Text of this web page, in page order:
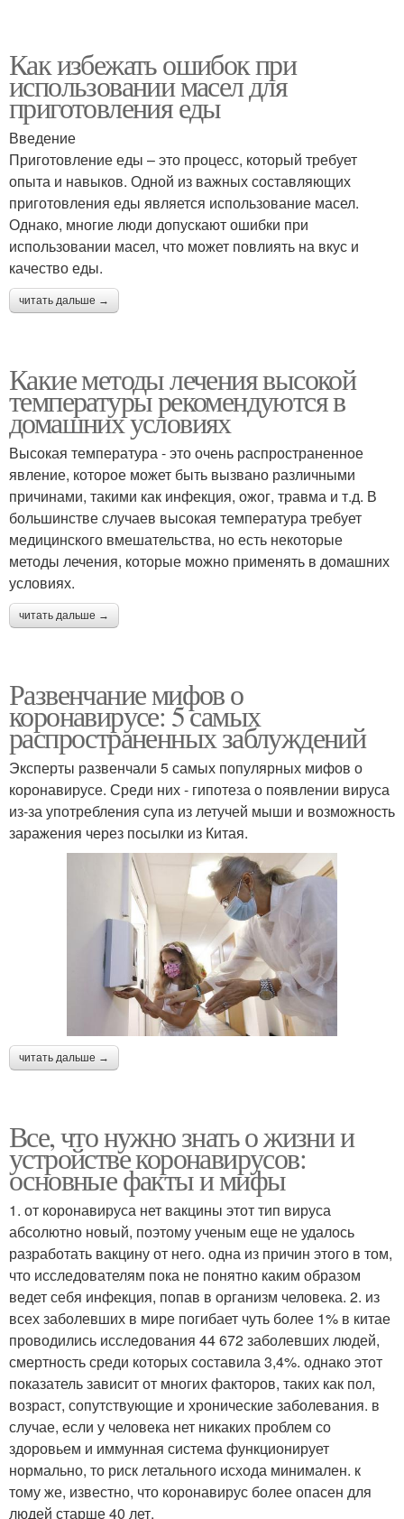
Как избежать ошибок при
использовании масел для
приготовления еды
Введение
Приготовление еды – это процесс, который требует
опыта и навыков. Одной из важных составляющих
приготовления еды является использование масел.
Однако, многие люди допускают ошибки при
использовании масел, что может повлиять на вкус и
качество еды.
читать дальше →
Какие методы лечения высокой
температуры рекомендуются в
домашних условиях
Высокая температура - это очень распространенное
явление, которое может быть вызвано различными
причинами, такими как инфекция, ожог, травма и т.д. В
большинстве случаев высокая температура требует
медицинского вмешательства, но есть некоторые
методы лечения, которые можно применять в домашних
условиях.
читать дальше →
Развенчание мифов о
коронавирусе: 5 самых
распространенных заблуждений
Эксперты развенчали 5 самых популярных мифов о
коронавирусе. Среди них - гипотеза о появлении вируса
из-за употребления супа из летучей мыши и возможность
заражения через посылки из Китая.
читать дальше →
Все, что нужно знать о жизни и
устройстве коронавирусов:
основные факты и мифы
1. от коронавируса нет вакцины этот тип вируса
абсолютно новый, поэтому ученым еще не удалось
разработать вакцину от него. одна из причин этого в том,
что исследователям пока не понятно каким образом
ведет себя инфекция, попав в организм человека. 2. из
всех заболевших в мире погибает чуть более 1% в китае
проводились исследования 44 672 заболевших людей,
смертность среди которых составила 3,4%. однако этот
показатель зависит от многих факторов, таких как пол,
возраст, сопутствующие и хронические заболевания. в
случае, если у человека нет никаких проблем со
здоровьем и иммунная система функционирует
нормально, то риск летального исхода минимален. к
тому же, известно, что коронавирус более опасен для
людей старше 40 лет.